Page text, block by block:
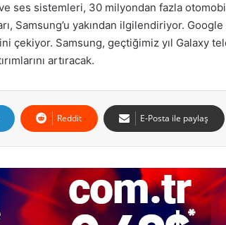
ve ses sistemleri, 30 milyondan fazla
yakından ilgilendiriyor. Google
çekiyor. Samsung, geçtiğimiz yıl Galaxy
artıracak.
Reddit E-Posta ile paylaş